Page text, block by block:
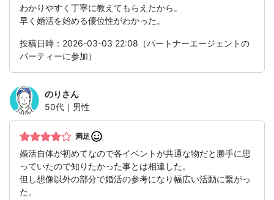
わかりやすく丁寧に教えてもらえたから。
早く婚活を始める優位性がわかった。
投稿日時：2026-03-03 22:08（パートナーエージェントの
パーティーに参加）
のり さん
50代｜男性
満足
婚活自体が初めてなので各イベントが共通な物だと勝手に思
っていたので知りたかった事とは相違した。
但し想像以外の部分で婚活の参考になり幅広い活動に繋がっ
た。